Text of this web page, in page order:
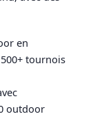
en
tournois
outdoor